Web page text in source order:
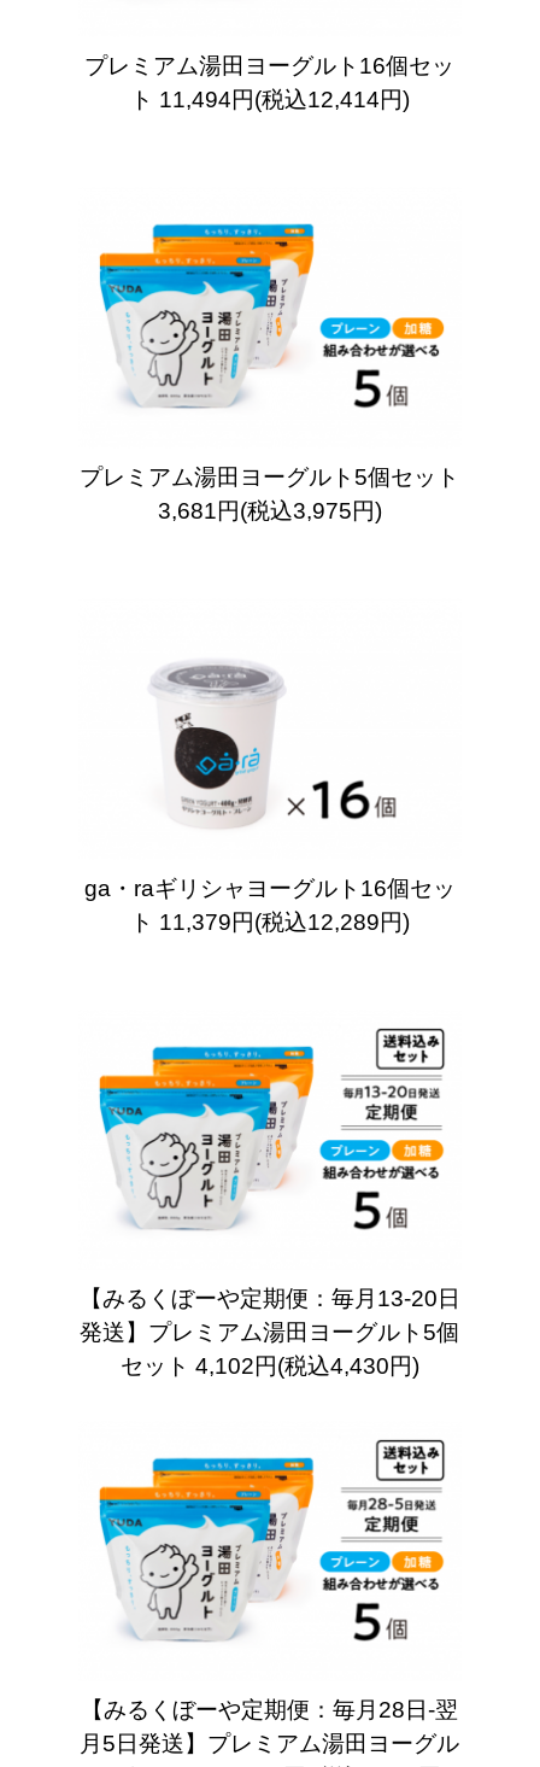
プレミアム湯田ヨーグルト16個セッ
ト 11,494円(税込12,414円)
プレミアム湯田ヨーグルト5個セット
3,681円(税込3,975円)
ga・raギリシャヨーグルト16個セッ
ト 11,379円(税込12,289円)
【みるくぼーや定期便：毎月13-20日
発送】プレミアム湯田ヨーグルト5個
セット 4,102円(税込4,430円)
【みるくぼーや定期便：毎月28日-翌
月5日発送】プレミアム湯田ヨーグル